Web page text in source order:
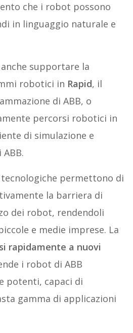
che i robot possono
in linguaggio naturale e
anche supportare la
robotici in Rapid, il
di ABB, o
percorsi robotici in
di simulazione e
permettono di
la barriera di
dei robot, rendendoli
e medie imprese. La
rapidamente a nuovi
i robot di ABB
potenti, capaci di
gamma di applicazioni